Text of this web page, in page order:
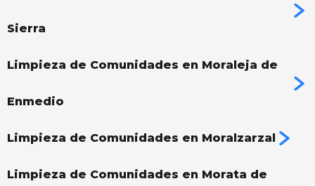
Sierra
Limpieza de Comunidades en Moraleja de
Enmedio
Limpieza de Comunidades en Moralzarzal
Limpieza de Comunidades en Morata de